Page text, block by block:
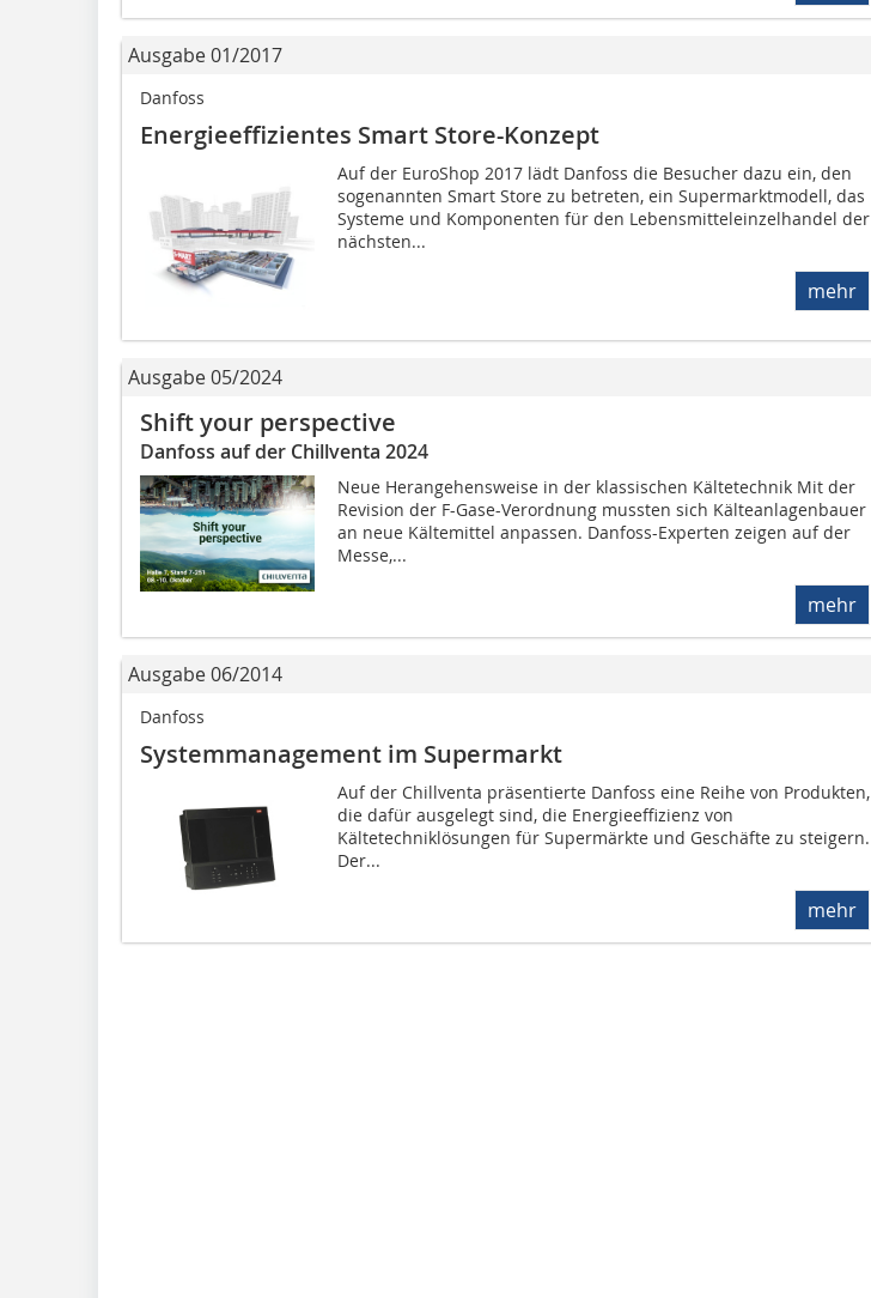
Ausgabe 01/2017
Danfoss
Energieeffizientes Smart Store-Konzept
Auf der EuroShop 2017 lädt Danfoss die Besucher dazu ein, den
sogenannten Smart Store zu betreten, ein Supermarktmodell, das
Systeme und Komponenten für den Lebensmitteleinzelhandel der
nächsten...
mehr
Ausgabe 05/2024
Shift your perspective
Danfoss auf der Chillventa 2024
Neue Herangehensweise in der ­klassischen Kältetechnik Mit der
Revision der F-Gase-Verordnung mussten sich Kälteanlagenbauer
an neue Kältemittel anpassen. Danfoss-Experten zeigen auf der
Messe,...
mehr
Ausgabe 06/2014
Danfoss
Systemmanagement im Supermarkt
Auf der Chillventa präsentierte Danfoss eine Reihe von Produkten,
die dafür ausgelegt sind, die Energieeffizienz von
Kältetechniklösungen für Supermärkte und Geschäfte zu steigern.
Der...
mehr